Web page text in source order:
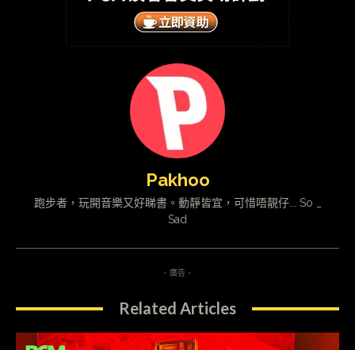
Pakhoo
跑步者，玩開音樂又好睇書。動靜皆宜，可惜唔靚仔... So _
Sad
- 廣告 -
Related Articles